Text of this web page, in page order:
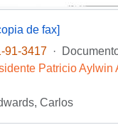
de fax]
91-3417 ·
Patricio Aylwin
Carlos